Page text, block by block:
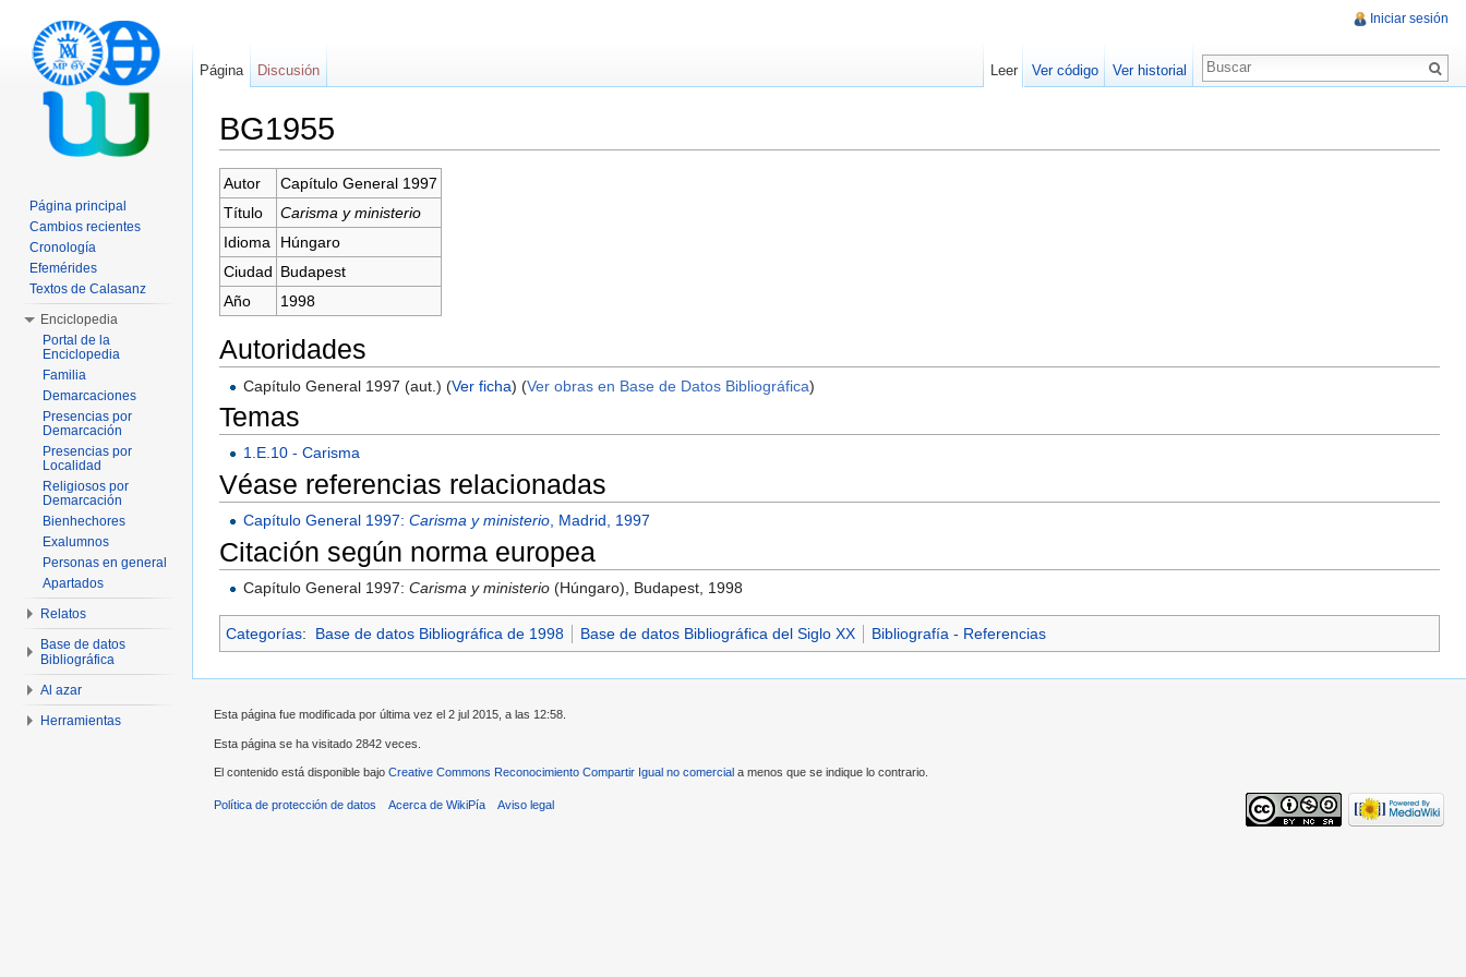
BG1955
Autor
Capítulo General 1997
Título
Carisma y ministerio
Idioma
Húngaro
Ciudad Budapest
Año
1998
Autoridades
Capítulo General 1997 (aut.) (Ver ficha) (Ver obras en Base de Datos Bibliográfica)
Temas
1.E.10 - Carisma
Véase referencias relacionadas
Capítulo General 1997:Carisma y ministerio , Madrid, 1997
Citación según norma europea
Capítulo General 1997:Carisma y ministerio (Húngaro), Budapest, 1998
Categorías: Base de datos Bibliográfica de 1998 Base de datos Bibliográfica del Siglo XX Bibliografía - Referencias
Iniciar sesión
Página Discusión Leer Ver código Ver historial
Página principal
Cambios recientes
Cronología
Efemérides
Textos de Calasanz
Enciclopedia
Portal de la
Enciclopedia
Familia
Demarcaciones
Presencias por
Demarcación
Presencias por
Localidad
Religiosos por
Demarcación
Bienhechores
Exalumnos
Personas en general
Apartados
Relatos
Base de datos
Bibliográfica
Al azar
Herramientas
Esta página fue modificada por última vez el 2 jul 2015, a las 12:58.
Esta página se ha visitado 2842 veces.
El contenido está disponible bajo Creative Commons Reconocimiento Compartir Igual no comercial a menos que se indique lo contrario.
Política de protección de datos Acerca de WikiPía Aviso legal